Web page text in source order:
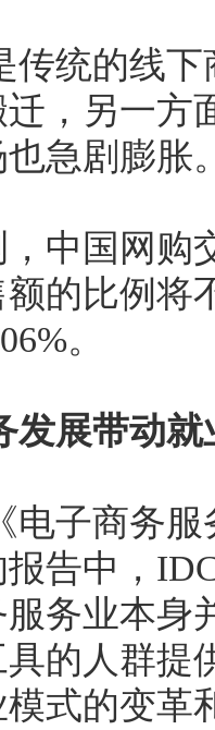
统的线下
，另一方
急剧膨胀
国网购
的比例将
。
发展带动就
子商务服
告中，
务业本身
的人群提
式的变革